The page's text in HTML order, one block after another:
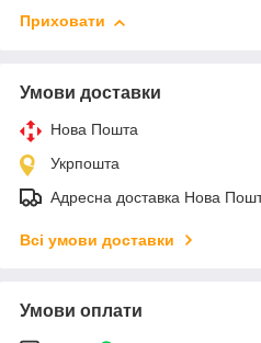
Приховати
Умови доставки
Нова Пошта
Укрпошта
Адресна доставка Нова
Всі умови доставки
Умови оплати